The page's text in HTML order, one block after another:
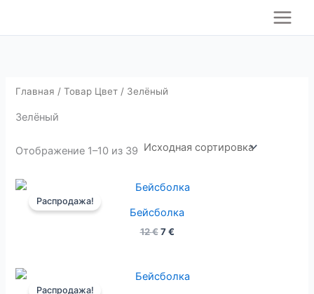
Главная / Товар Цвет / Зелёный
Зелёный
Отображение 1–10 из 39
Распродажа!
Бейсболка
12€
Первоначальная
составляла
12 €.
7€
Текущая
7 €.
Распродажа!
Первоначальная
Текущая